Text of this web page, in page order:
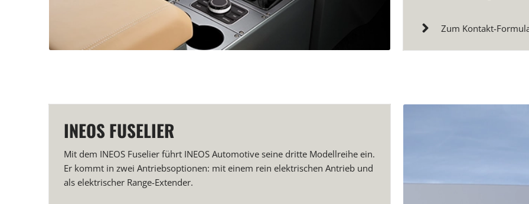
Zum Kontakt-
INEOS FUSELIER
Mit dem INEOS Fuselier führt INEOS Automotive seine dritte Modellreihe ein.
Er kommt in zwei Antriebsoptionen: mit einem rein elektrischen Antrieb und
als elektrischer Range-Extender.